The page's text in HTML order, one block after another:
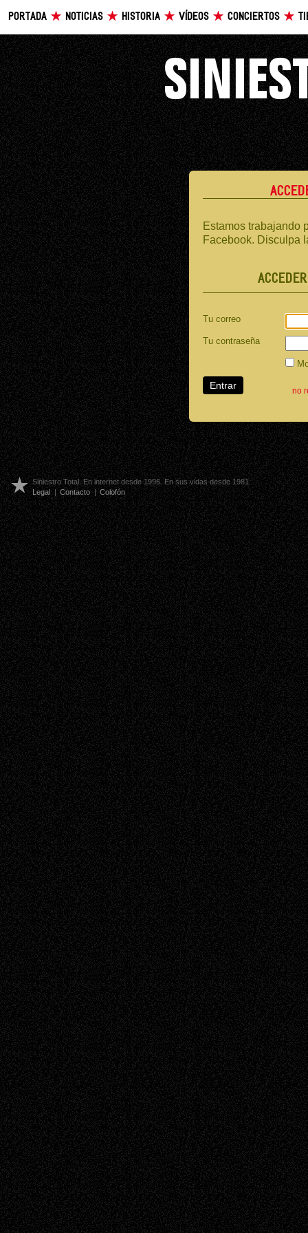
PORTADA NOTICIAS HISTORIA VÍDEOS CONCIERTOS
Estamos trabajando
Facebook. Disculpa
Tu correo
Tu contraseña
no
Siniestro Total. En internet desde 1996. En sus vidas desde 1981.
Legal | Contacto | Colofón